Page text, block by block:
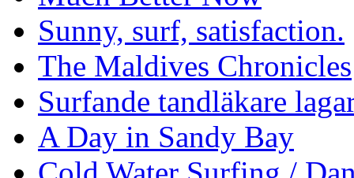
Sunny, surf, satisfaction.
The Maldives Chronicles
Surfande tandläkare
A Day in Sandy Bay